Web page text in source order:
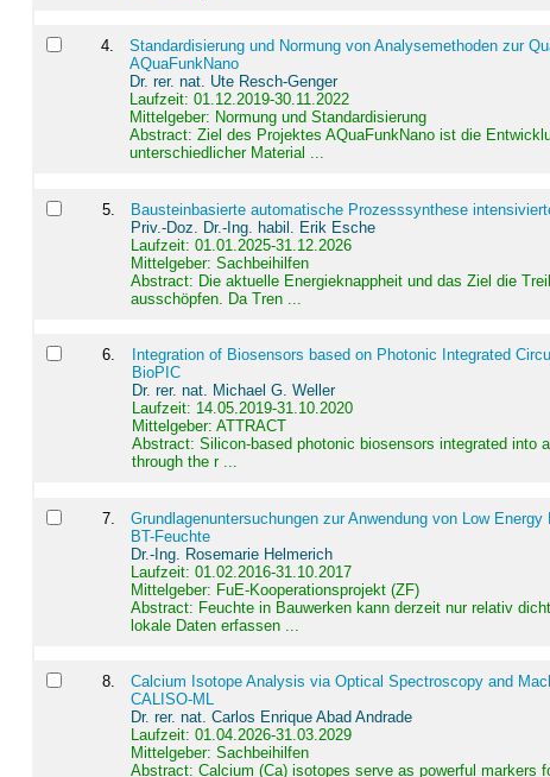
4.
Standardisierung und Normung von Analysemethoden zur
AQuaFunkNano
Dr. rer. nat. Ute Resch-Genger
Laufzeit: 01.12.2019-30.11.2022
Mittelgeber: Normung und Standardisierung
Abstract:Ziel des Projektes AQuaFunkNano ist die
unterschiedlicher Material ...
5.
Bausteinbasierte automatische Prozesssynthese
Priv.-Doz. Dr.-Ing. habil. Erik Esche
Laufzeit: 01.01.2025-31.12.2026
Mittelgeber: Sachbeihilfen
Abstract: Die aktuelle Energieknappheit und das Ziel die
ausschöpfen. Da Tren ...
6.
Integration of Biosensors based on Photonic Integrated
BioPIC
Dr. rer. nat. Michael G. Weller
Laufzeit: 14.05.2019-31.10.2020
Mittelgeber: ATTRACT
Abstract: Silicon-based photonic biosensors integrated into
through the r ...
7.
Grundlagenuntersuchungen zur Anwendung von Low Energy
BT-Feuchte
Dr.-Ing. Rosemarie Helmerich
Laufzeit: 01.02.2016-31.10.2017
Mittelgeber: FuE-Kooperationsprojekt (ZF)
Abstract: Feuchte in Bauwerken kann derzeit nur relativ
lokale Daten erfassen ...
8.
Calcium Isotope Analysis via Optical Spectroscopy and
CALISO-ML
Dr. rer. nat. Carlos Enrique Abad Andrade
Laufzeit: 01.04.2026-31.03.2029
Mittelgeber: Sachbeihilfen
Abstract:Calcium (Ca) isotopes serve as powerful markers